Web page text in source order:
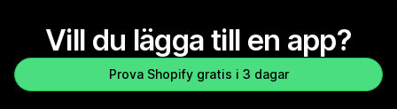
Vill du lägga till en app?
Prova Shopify gratis i 3 dagar